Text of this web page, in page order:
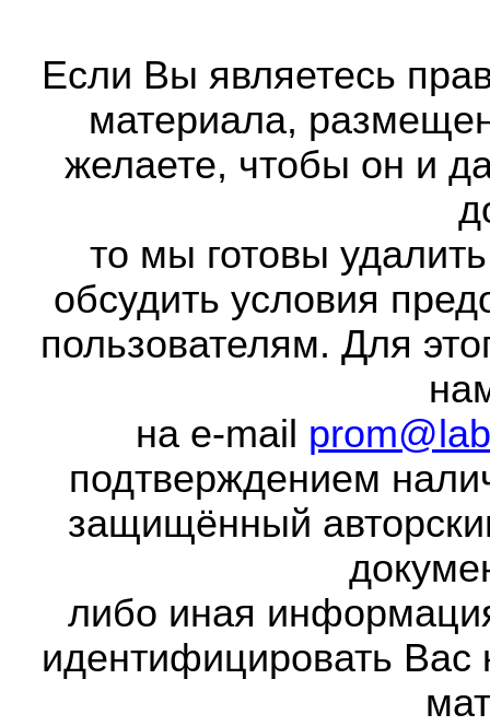
Если Вы являетесь
материала,
желаете, чтобы он и
то мы готовы
обсудить условия
пользователям. Для
на e-mail
подтверждением
защищённый
либо иная
идентифицировать Вас